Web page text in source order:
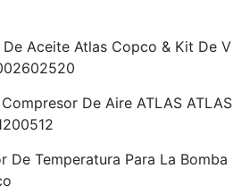
De Aceite Atlas Copco & Kit De V
De Aire ATLAS ATLAS
De Temperatura Para La Bomba